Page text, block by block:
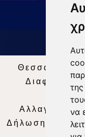
να
Θεσσαλία
Διαφήμιση
Αλλαγή
Δήλωση